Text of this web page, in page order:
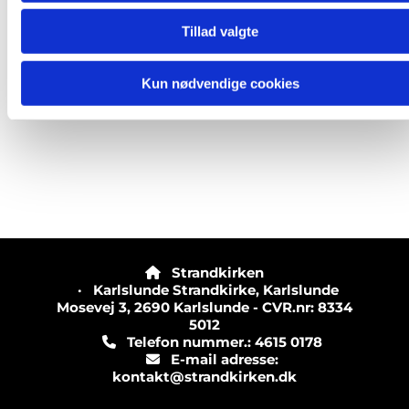
Tillad valgte
Kun nødvendige cookies

Strandkirken
· Karlslunde Strandkirke, Karlslunde
Mosevej 3, 2690 Karlslunde - CVR.nr: 8334
5012
Telefon nummer.: 4615 0178
E-mail adresse:
kontakt@strandkirken.dk